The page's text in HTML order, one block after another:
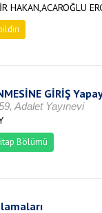
HAKAN,ACAROĞLU
GİRİŞ
Adalet Yayınevi
Bölümü